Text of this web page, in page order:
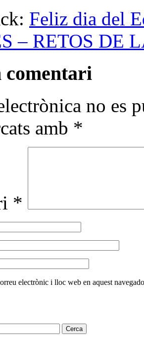
Feliz dia del
– RETOS DE
comentari
no es
amb *
*
electrònic i lloc web en aquest